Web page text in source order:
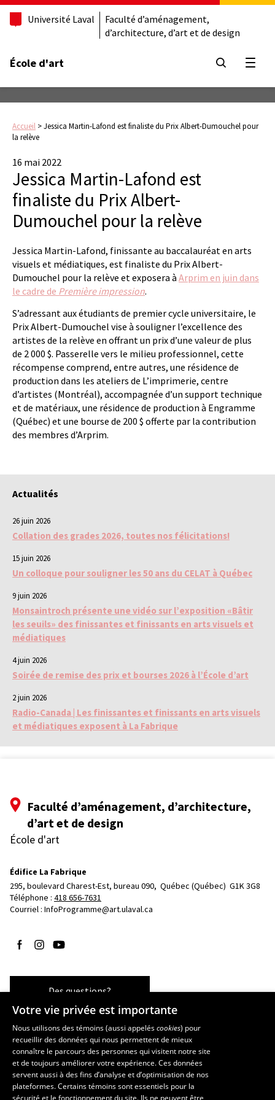
Université Laval
Faculté d’aménagement,
d’architecture, d’art et de design
École d'art
Accueil >Jessica Martin-Lafond est finaliste du Prix Albert-Dumouchel pour
la relève
16 mai 2022
Jessica Martin-Lafond est
finaliste du Prix Albert-
Dumouchel pour la relève
Jessica Martin-Lafond, finissante au baccalauréat en arts
visuels et médiatiques, est finaliste du Prix Albert-
Dumouchel pour la relève et exposera à Arprim en juin dans
le cadre de Première impression.
S’adressant aux étudiants de premier cycle universitaire, le
Prix Albert-Dumouchel vise à souligner l’excellence des
artistes de la relève en offrant un prix d’une valeur de plus
de 2 000 $. Passerelle vers le milieu professionnel, cette
récompense comprend, entre autres, une résidence de
production dans les ateliers de L’imprimerie, centre
d’artistes (Montréal), accompagnée d’un support technique
et de matériaux, une résidence de production à Engramme
(Québec) et une bourse de 200 $ offerte par la contribution
des membres d’Arprim.
Actualités
26 juin 2026
Collation des grades 2026, toutes nos félicitations!
15 juin 2026
Un colloque pour souligner les 50 ans du CELAT à Québec
9 juin 2026
Monsaintroch présente une vidéo sur l’exposition «Bâtir
les seuils» des finissantes et finissants en arts visuels et
médiatiques
4 juin 2026
Soirée de remise des prix et bourses 2026 à l’École d’art
2 juin 2026
Radio-Canada | Les finissantes et finissants en arts visuels
et médiatiques exposent à La Fabrique
Faculté d’aménagement, d’architecture,
d’art et de design
École d'art
Édifice La Fabrique
295, boulevard Charest-Est, bureau 090, Québec (Québec)  G1K 3G8
Téléphone : 418 656-7631
Courriel : InfoProgramme@art.ulaval.ca
Suivez-nous sur Facebook
Suivez-nous sur Instagram
Suivez-nous sur YouTube
Des questions?
Les écoles et la recherche
École supérieure d’aménagement du territoire et de développement
régional
École d’architecture
Votre vie privée est importante
Nous utilisons des témoins (aussi appeléscookies) pour
recueillir des données qui nous permettent de mieux
connaître le parcours des personnes qui visitent notre site
et de toujours améliorer votre expérience. Ces données
servent aussi à des fins d’analyse et d’optimisation de nos
plateformes. Certains témoins sont essentiels pour la
sécurité et le fonctionnement du site. Ils ne peuvent être